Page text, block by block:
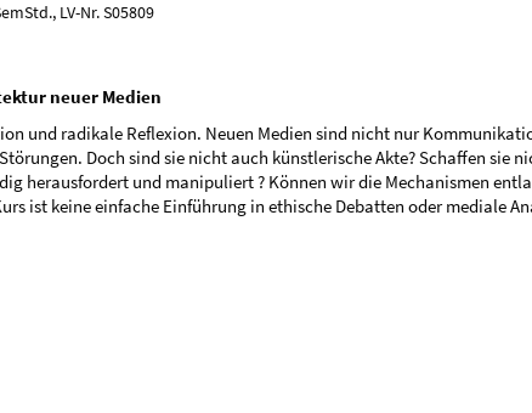
LV-Nr. S05809
neuer Medien
und radikale Reflexion. Neuen Medien sind nicht nur
Doch sind sie nicht auch künstlerische Akte? Schaffen
herausfordert und manipuliert ? Können wir die Mechanismen
ist keine einfache Einführung in ethische Debatten oder mediale